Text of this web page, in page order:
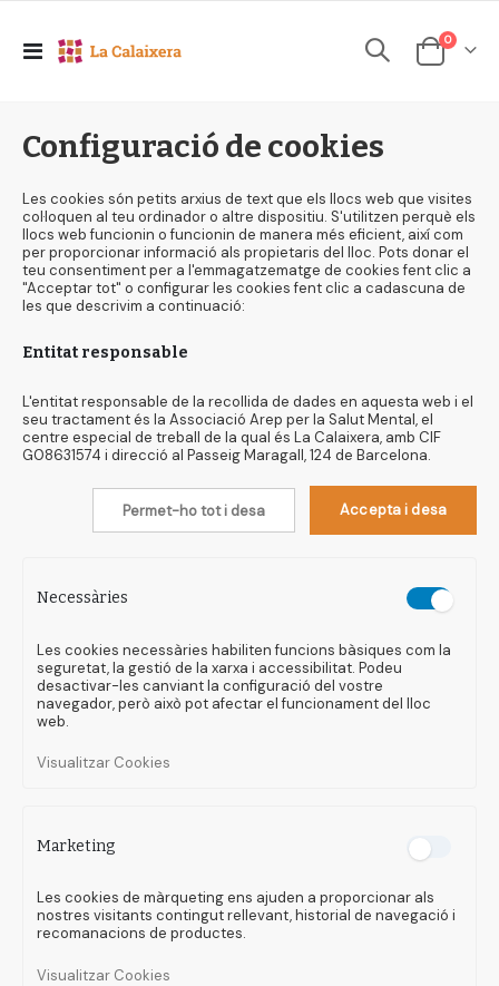
Toggle
Cesta
0elements
Configuració de cookies
Les cookies són petits arxius de text que els llocs web que visites
col·loquen al teu ordinador o altre dispositiu. S'utilitzen perquè els
llocs web funcionin o funcionin de manera més eficient, així com
per proporcionar informació als propietaris del lloc. Pots donar el
teu consentiment per a l'emmagatzematge de cookies fent clic a
"Acceptar tot" o configurar les cookies fent clic a cadascuna de
les que descrivim a continuació:
Entitat responsable
L'entitat responsable de la recollida de dades en aquesta web i el
seu tractament és la Associació Arep per la Salut Mental, el
centre especial de treball de la qual és La Calaixera, amb CIF
G08631574 i direcció al Passeig Maragall, 124 de Barcelona.
Permet-ho tot i desa Accepta i desa
Necessàries
Les cookies necessàries habiliten funcions bàsiques com la
seguretat, la gestió de la xarxa i accessibilitat. Podeu
desactivar-les canviant la configuració del vostre
navegador, però això pot afectar el funcionament del lloc
web.
Visualitzar Cookies
Marketing
Les cookies de màrqueting ens ajuden a proporcionar als
nostres visitants contingut rellevant, historial de navegació i
recomanacions de productes.
Visualitzar Cookies